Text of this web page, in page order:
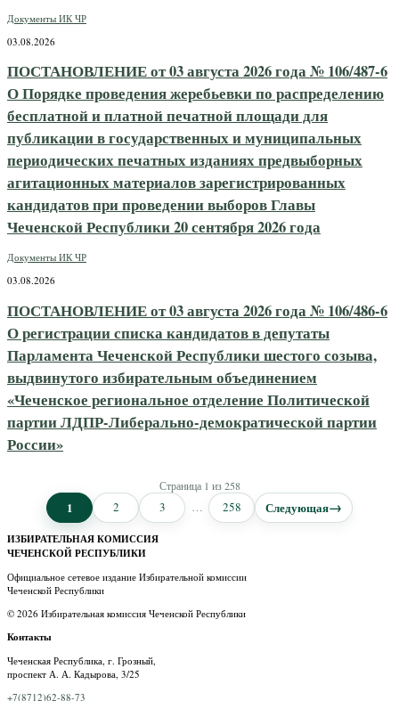
Документы ИК ЧР
03.08.2026
ПОСТАНОВЛЕНИЕ от 03 августа 2026 года № 106/487-6
О Порядке проведения жеребьевки по распределению
бесплатной и платной печатной площади для
публикации в государственных и муниципальных
периодических печатных изданиях предвыборных
агитационных материалов зарегистрированных
кандидатов при проведении выборов Главы
Чеченской Республики 20 сентября 2026 года
Документы ИК ЧР
03.08.2026
ПОСТАНОВЛЕНИЕ от 03 августа 2026 года № 106/486-6
О регистрации списка кандидатов в депутаты
Парламента Чеченской Республики шестого созыва,
выдвинутого избирательным объединением
«Чеченское региональное отделение Политической
партии ЛДПР-Либерально-демократической партии
России»
Страница 1 из 258
1 2 3 … 258 Следующая→
ИЗБИРАТЕЛЬНАЯ КОМИССИЯ
ЧЕЧЕНСКОЙ РЕСПУБЛИКИ
Официальное сетевое издание Избирательной комиссии
Чеченской Республики
© 2026 Избирательная комиссия Чеченской Республики
Контакты
Чеченская Республика, г. Грозный,
проспект А. А. Кадырова, 3/25
+7(8712)62-88-73